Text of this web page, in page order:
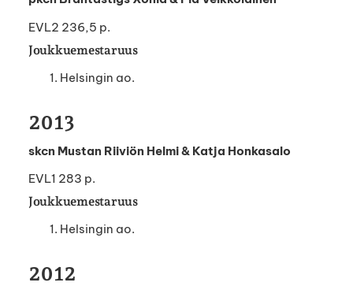
EVL2 236,5 p.
Joukkuemestaruus
Helsingin ao.
2013
skcn Mustan Riiviön Helmi & Katja Honkasalo
EVL1 283 p.
Joukkuemestaruus
Helsingin ao.
2012